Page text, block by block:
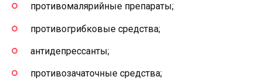
противомалярийные препараты;
противогрибковые средства;
антидепрессанты;
противозачаточные средства;